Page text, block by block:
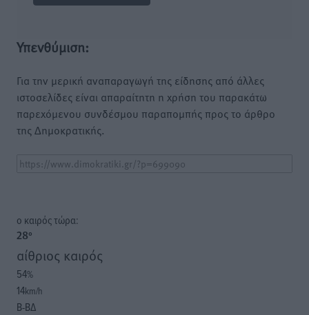
Υπενθύμιση:
Για την μερική αναπαραγωγή της είδησης από άλλες
ιστοσελίδες είναι απαραίτητη η χρήση του παρακάτω
παρεχόμενου συνδέσμου παραπομπής προς το άρθρο
της Δημοκρατικής.
o καιρός τώρα:
28°
αίθριος καιρός
54%
14km/h
Β-ΒΔ